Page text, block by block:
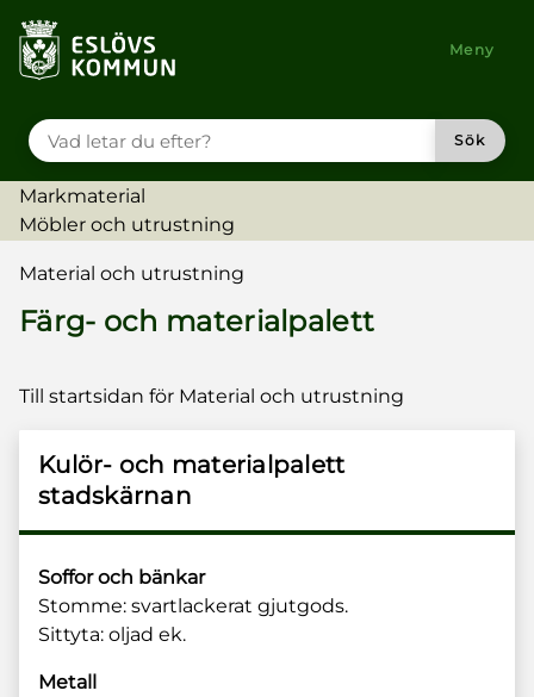
till innehåll
huvudmeny
till sidomeny
Meny
VAD LETAR DU EFTER?
Sök
Markmaterial
Möbler och utrustning
Du är här:
Material och utrustning
Färg- och materialpalett
Till startsidan för Material och utrustning
Kulör- och materialpalett
stadskärnan
Soffor och bänkar
Stomme: svartlackerat gjutgods.
Sittyta: oljad ek.
Metall